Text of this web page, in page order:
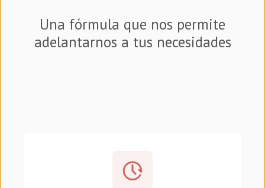
Una fórmula que nos permite
adelantarnos a tus necesidades